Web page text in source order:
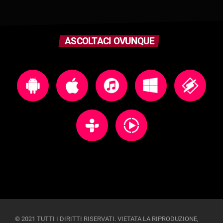
ASCOLTACI OVUNQUE
© 2021 TUTTI I DIRITTI RISERVATI. VIETATA LA RIPRODUZIONE,